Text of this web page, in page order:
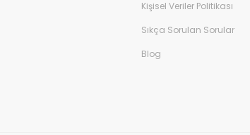
Kişisel Veriler Politikası
Sıkça Sorulan Sorular
Blog